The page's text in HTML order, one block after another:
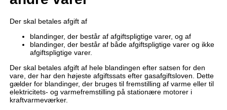
Der skal betales afgift af
blandinger, der består af afgiftspligtige varer, og af
blandinger, der består af både afgiftspligtige varer og ikke
afgiftspligtige varer.
Der skal betales afgift af hele blandingen efter satsen for den
vare, der har den højeste afgiftssats efter gasafgiftsloven. Dette
gælder for blandinger, der bruges til fremstilling af varme eller til
elektricitets- og varmefremstilling på stationære motorer i
kraftvarmeværker.